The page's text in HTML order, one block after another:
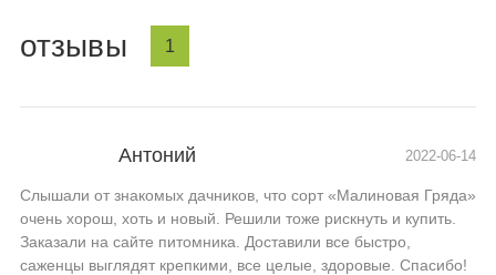
отзывы 1
Антоний 2022-06-14
Слышали от знакомых дачников, что сорт «Малиновая Гряда»
очень хорош, хоть и новый. Решили тоже рискнуть и купить.
Заказали на сайте питомника. Доставили все быстро,
саженцы выглядят крепкими, все целые, здоровые. Спасибо!